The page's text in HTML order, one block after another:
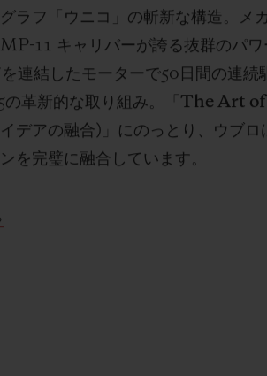
ラフ「ウニコ」の斬新な構造。メカ
MP-11 キャリバーが誇る抜群のパワ
連結したモーターで50 日間の連続
の革新的な取り組み。「 The Art
デアの融合) 」にのっとり、ウブ
を完璧に融合しています。